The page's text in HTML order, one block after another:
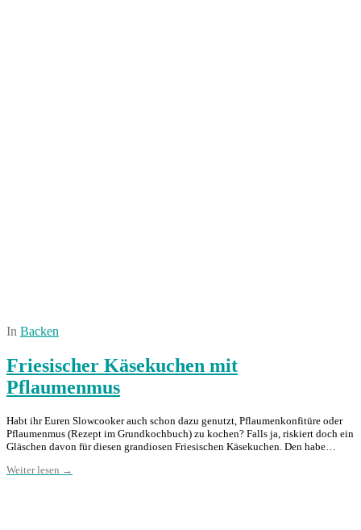
In Backen
Friesischer Käsekuchen mit
Pflaumenmus
Habt ihr Euren Slowcooker auch schon dazu genutzt, Pflaumenkonfitüre oder
Pflaumenmus (Rezept im Grundkochbuch) zu kochen? Falls ja, riskiert doch ein
Gläschen davon für diesen grandiosen Friesischen Käsekuchen. Den habe…
Weiter lesen →